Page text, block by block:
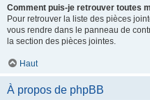
Comment puis-je retrouver toutes
Pour retrouver la liste des pièces
vous rendre dans le panneau de
la section des pièces jointes.
Haut
À propos de phpBB